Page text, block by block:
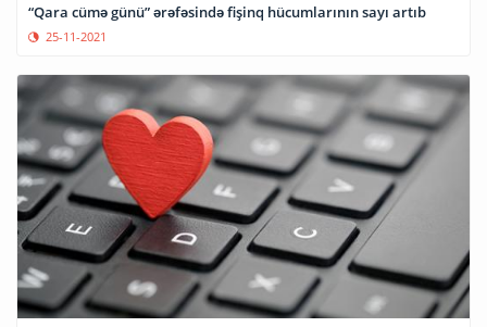
“Qara cümə günü” ərəfəsində fişinq hücumlarının sayı artıb
25-11-2021